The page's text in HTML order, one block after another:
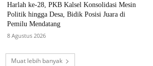
Harlah ke-28, PKB Kalsel Konsolidasi Mesin
Politik hingga Desa, Bidik Posisi Juara di
Pemilu Mendatang
8 Agustus 2026
Muat lebih banyak